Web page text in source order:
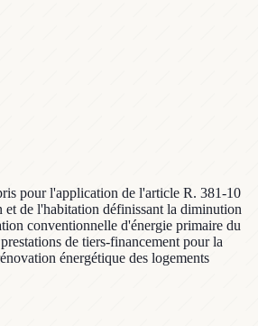
pour l'application de l'article R. 381-10
et de l'habitation définissant la diminution
conventionnelle d'énergie primaire du
de tiers-financement pour la
énergétique des logements